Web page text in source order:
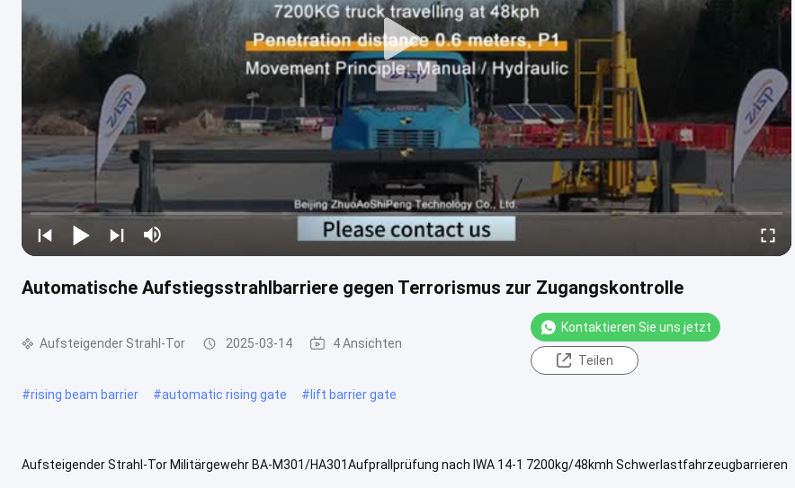
Automatische Aufstiegsstrahlbarriere gegen Terrorismus zur Zugangskontrolle
Aufsteigender Strahl-Tor 2025-03-14 4 Ansichten
Kontaktieren Sie uns jetzt
Teilen
#rising beam barrier #automatic rising gate #lift barrier gate
Aufsteigender Strahl-Tor Militärgewehr BA-M301/HA301Aufprallprüfung nach IWA 14-1 7200kg/48kmh Schwerlastfahrzeugbarrieren